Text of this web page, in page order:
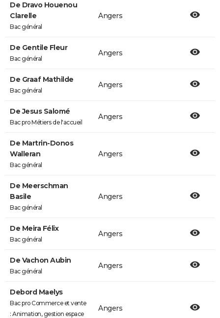
De Dravo Houenou
Clarelle
Bac général
Angers
De Gentile Fleur
Bac général
Angers
De Graaf Mathilde
Bac général
Angers
De Jesus Salomé
Bac pro Métiers de l'accueil
Angers
De Martrin-Donos
Walleran
Bac général
Angers
De Meerschman
Basile
Bac général
Angers
De Meira Félix
Bac général
Angers
De Vachon Aubin
Bac général
Angers
Debord Maelys
Bac pro Commerce et vente
: Animation, gestion espace
Angers